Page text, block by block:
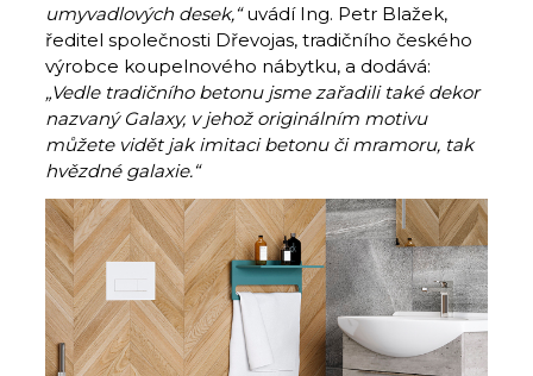
umyvadlových desek,“uvádí Ing. Petr Blažek,
ředitel společnosti Dřevojas, tradičního českého
výrobce koupelnového nábytku, a dodává:
„Vedle tradičního betonu jsme zařadili také dekor
nazvaný Galaxy, v jehož originálním motivu
můžete vidět jak imitaci betonu či mramoru, tak
hvězdné galaxie.“